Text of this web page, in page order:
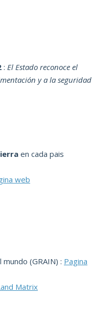
: El Estado reconoce el
y a la seguridad
en cada pais
web
mundo (GRAIN) : Pagina
Matrix